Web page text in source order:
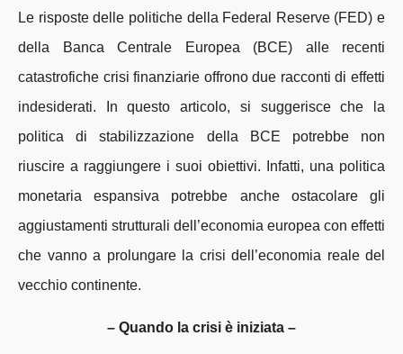
Le risposte delle politiche della Federal Reserve (FED) e
della Banca Centrale Europea (BCE) alle recenti
catastrofiche crisi finanziarie offrono due racconti di effetti
indesiderati. In questo articolo, si suggerisce che la
politica di stabilizzazione della BCE potrebbe non
riuscire a raggiungere i suoi obiettivi. Infatti, una politica
monetaria espansiva potrebbe anche ostacolare gli
aggiustamenti strutturali dell’economia europea con effetti
che vanno a prolungare la crisi dell’economia reale del
vecchio continente.
– Quando la crisi è iniziata –